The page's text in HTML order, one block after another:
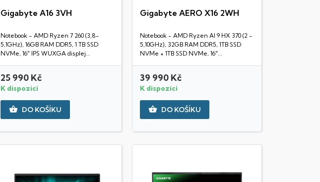
Gigabyte A16 3VH
Notebook - AMD Ryzen 7 260 (3,8-
5,1GHz), 16GB RAM DDR5, 1 TB SSD
NVMe, 16" IPS WUXGA displej...
25 990 Kč
K dispozici
 DO KOŠÍKU
Gigabyte AERO X16 2WH
Notebook - AMD Ryzen AI 9 HX 370 (2 -
5,10GHz), 32GB RAM DDR5, 1TB SSD
NVMe + 1TB SSD NVMe, 16"...
39 990 Kč
K dispozici
 DO KOŠÍKU